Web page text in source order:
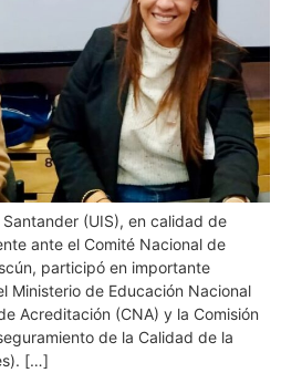
(UIS), en calidad de
ante el Comité Nacional de
participó en importante
Ministerio de Educación Nacional
Acreditación (CNA) y la Comisión
de la Calidad de la
[…]